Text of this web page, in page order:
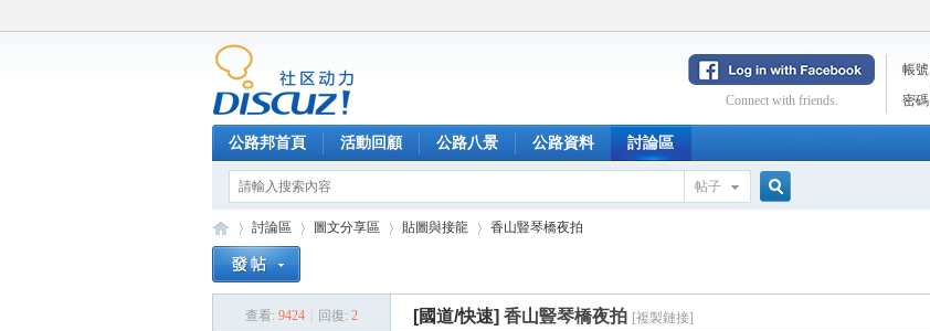
帳號
密碼
Connect with friends.
公路邦首頁 活動回顧 公路八景 公路資料 討論區
帖子
討論區
›
圖文分享區 貼圖與接龍
›
香山豎琴橋夜拍
查看: 9424 回復: 2 [國道/快速] 香山豎琴橋夜拍 [複製鏈接]